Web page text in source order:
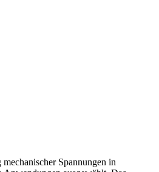
Spannungen in